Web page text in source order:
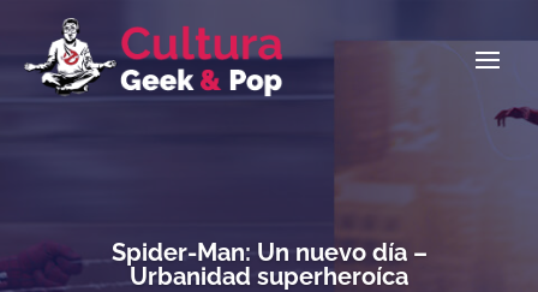
Spider-Man: Un nuevo día –
Urbanidad superheroíca